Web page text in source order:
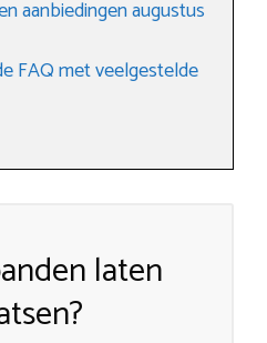
aanbiedingen augustus
FAQ met veelgestelde
laten